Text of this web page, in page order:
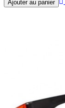
Ajouter au panier